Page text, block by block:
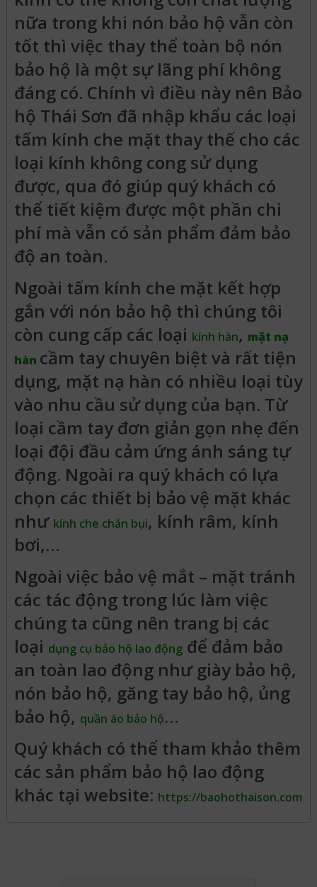
nữa trong khi nón bảo hộ vẫn còn
tốt thì việc thay thể toàn bộ nón
bảo hộ là một sự lãng phí không
đáng có. Chính vì điều này nên Bảo
hộ Thái Sơn đã nhập khẩu các loại
tấm kính che mặt thay thế cho các
loại kính không cong sử dụng
được, qua đó giúp quý khách có
thể tiết kiệm được một phần chi
phí mà vẫn có sản phẩm đảm bảo
độ an toàn.
Ngoài tấm kính che mặt kết hợp
gắn với nón bảo hộ thì chúng tôi
còn cung cấp các loại kính hàn, mặt nạ
hàn cầm tay chuyên biệt và rất tiện
dụng, mặt nạ hàn có nhiều loại tùy
vào nhu cầu sử dụng của bạn. Từ
loại cầm tay đơn giản gọn nhẹ đến
loại đội đầu cảm ứng ánh sáng tự
động. Ngoài ra quý khách có lựa
chọn các thiết bị bảo vệ mặt khác
như kính che chắn bụi, kính râm, kính
bơi,…
Ngoài việc bảo vệ mắt – mặt tránh
các tác động trong lúc làm việc
chúng ta cũng nên trang bị các
loại dụng cụ bảo hộ lao độngđể đảm bảo
an toàn lao động như giày bảo hộ,
nón bảo hộ, găng tay bảo hộ, ủng
bảo hộ, quần áo bảo hộ…
Quý khách có thể tham khảo thêm
các sản phẩm bảo hộ lao động
khác tại website: https://baohothaison.com